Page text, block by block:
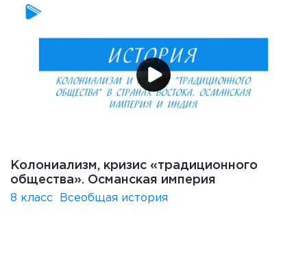
Колониализм, кризис «традиционного
общества». Османская империя
8 класс Всеобщая история